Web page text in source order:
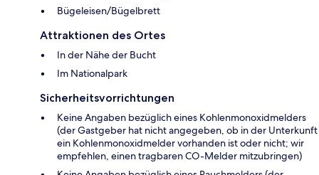
Bügeleisen/Bügelbrett
Attraktionen des Ortes
In der Nähe der Bucht
Im Nationalpark
Sicherheitsvorrichtungen
Keine Angaben bezüglich eines Kohlenmonoxidmelders
(der Gastgeber hat nicht angegeben, ob in der Unterkunft
ein Kohlenmonoxidmelder vorhanden ist oder nicht; wir
empfehlen, einen tragbaren CO-Melder mitzubringen)